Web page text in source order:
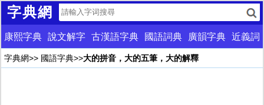
字典網
康熙字典 說文解字 古漢語字典 國語詞典 廣韻字典 近義詞
字典網>> 國語字典>>大的拼音，大的五筆，大的解釋